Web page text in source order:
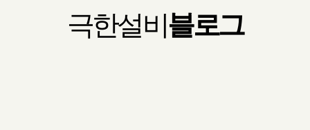
극한설비블로그